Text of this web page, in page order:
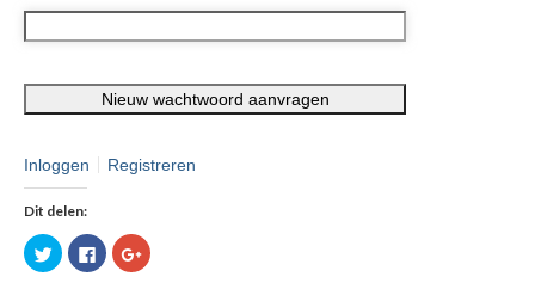
Inloggen Registreren
Dit delen:
Klik
om
Klik
om
Klik
om